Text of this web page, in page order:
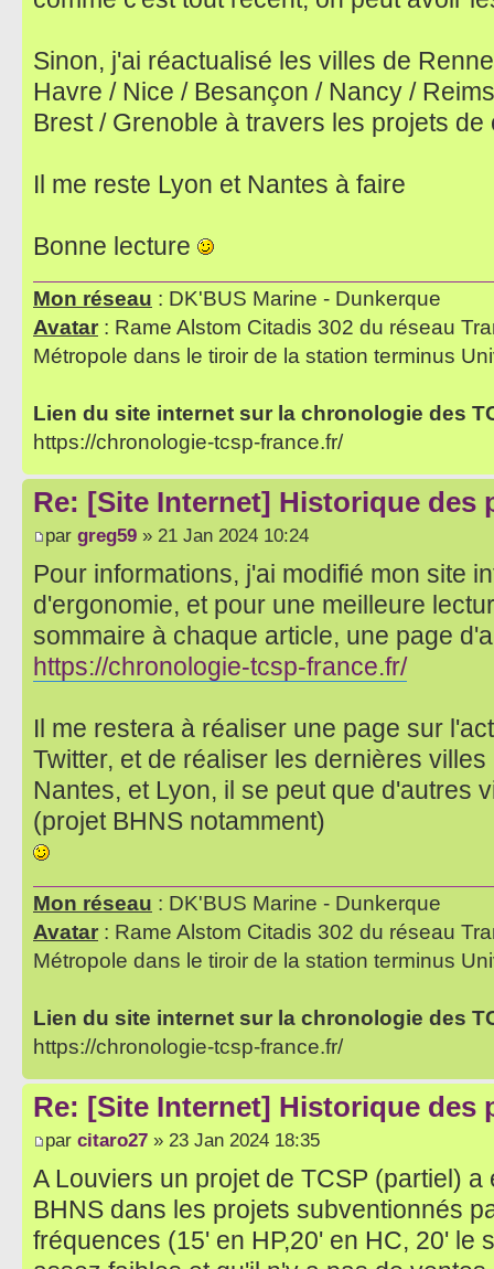
Sinon, j'ai réactualisé les villes de
Havre / Nice / Besançon / Nancy /
Brest / Grenoble à travers les projets de
Il me reste Lyon et Nantes à faire
Bonne lecture
Mon réseau : DK'BUS Marine - Dunkerque
Avatar : Rame Alstom Citadis 302 du réseau
Métropole dans le tiroir de la station terminus
Lien du site internet sur la chronologie des
https://chronologie-tcsp-france.fr/
Re: [Site Internet] Historique des
par greg59 » 21 Jan 2024 10:24
Pour informations, j'ai modifié mon site
d'ergonomie, et pour une meilleure
sommaire à chaque article, une page
https://chronologie-tcsp-france.fr/
Il me restera à réaliser une page sur
Twitter, et de réaliser les dernières
Nantes, et Lyon, il se peut que d'autres
(projet BHNS notamment)
Mon réseau : DK'BUS Marine - Dunkerque
Avatar : Rame Alstom Citadis 302 du réseau
Métropole dans le tiroir de la station terminus
Lien du site internet sur la chronologie des
https://chronologie-tcsp-france.fr/
Re: [Site Internet] Historique des
par citaro27 » 23 Jan 2024 18:35
A Louviers un projet de TCSP (partiel)
BHNS dans les projets subventionnés
fréquences (15' en HP,20' en HC, 20' le